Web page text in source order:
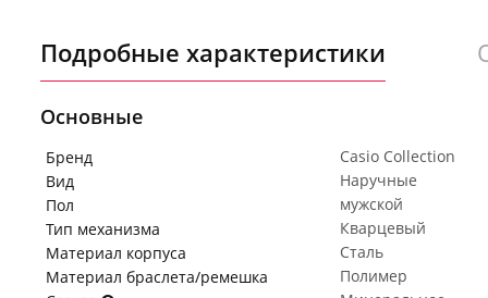
Подробные характеристики
Основные
Бренд
Casio Collection
Вид
Наручные
Пол
мужской
Тип механизма
Кварцевый
Материал корпуса
Сталь
Материал браслета/ремешка
Полимер